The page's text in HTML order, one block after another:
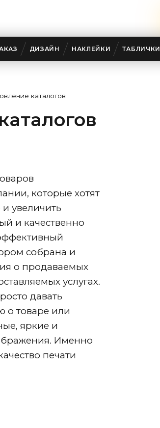
ДИЗАЙН НАКЛЕЙКИ ТАБЛИЧКИ
каталогов
которые хотят
увеличить
и качественно
собрана и
о продаваемых
услугах.
давать
товаре или
яркие и
Именно
печати